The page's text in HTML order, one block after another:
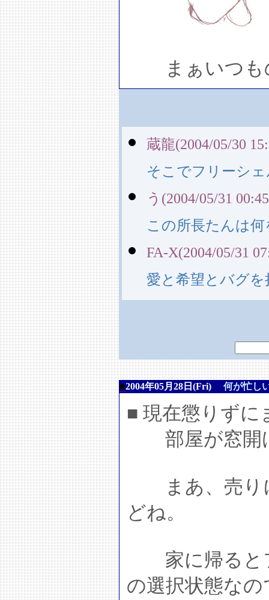
まぁいつも
蔵龍(2004/05/30
そこでフリーシ
う(2004/05/31
この所長たんは
FA-X(2004/05/31
愛と希望とバグ
■2004年05月28日(Fri) 何が忙し
■ 現在懲りずに
部屋が窓開
まあ、売り
どね。
家に帰ると
の選択状態なの